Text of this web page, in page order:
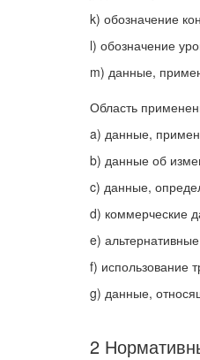
k) обозначение
l) обозначение
m) данные,
Область
a) данные,
b) данные об
c) данные,
d) коммерческие
e)
f) использование
g) данные,
2